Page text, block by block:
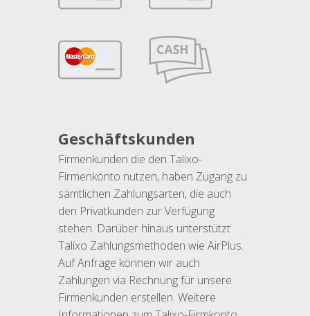
Geschäftskunden
Firmenkunden die den Talixo-
Firmenkonto nutzen, haben Zugang zu
sämtlichen Zahlungsarten, die auch
den Privatkunden zur Verfügung
stehen. Darüber hinaus unterstützt
Talixo Zahlungsmethoden wie AirPlus.
Auf Anfrage können wir auch
Zahlungen via Rechnung für unsere
Firmenkunden erstellen. Weitere